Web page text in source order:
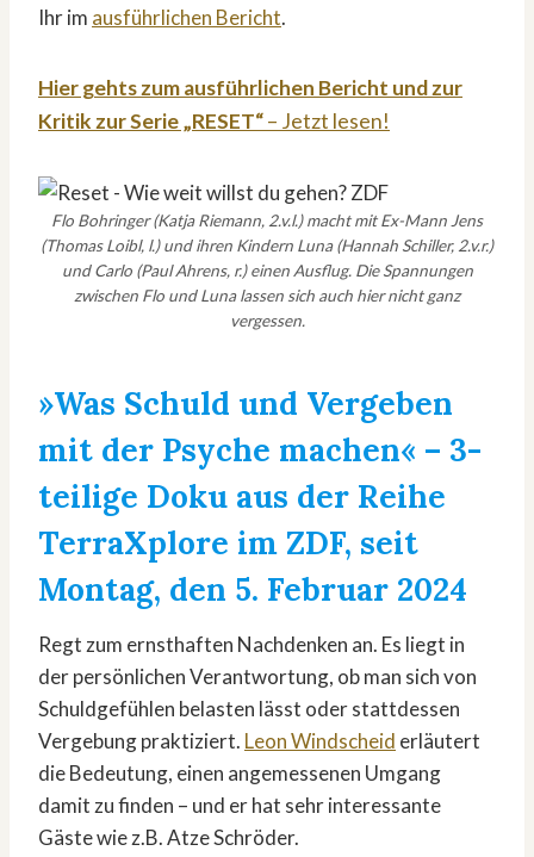
Ihr im ausführlichen Bericht.
Hier gehts zum ausführlichen Bericht und zur
Kritik zur Serie „RESET“– Jetzt lesen!
Flo Bohringer (Katja Riemann, 2.v.l.) macht mit Ex-Mann Jens
(Thomas Loibl, l.) und ihren Kindern Luna (Hannah Schiller, 2.v.r.)
und Carlo (Paul Ahrens, r.) einen Ausflug. Die Spannungen
zwischen Flo und Luna lassen sich auch hier nicht ganz
vergessen.
»Was Schuld und Vergeben
mit der Psyche machen« – 3-
teilige Doku aus der Reihe
TerraXplore im ZDF, seit
Montag, den 5. Februar 2024
Regt zum ernsthaften Nachdenken an. Es liegt in
der persönlichen Verantwortung, ob man sich von
Schuldgefühlen belasten lässt oder stattdessen
Vergebung praktiziert. Leon Windscheid erläutert
die Bedeutung, einen angemessenen Umgang
damit zu finden – und er hat sehr interessante
Gäste wie z.B. Atze Schröder.